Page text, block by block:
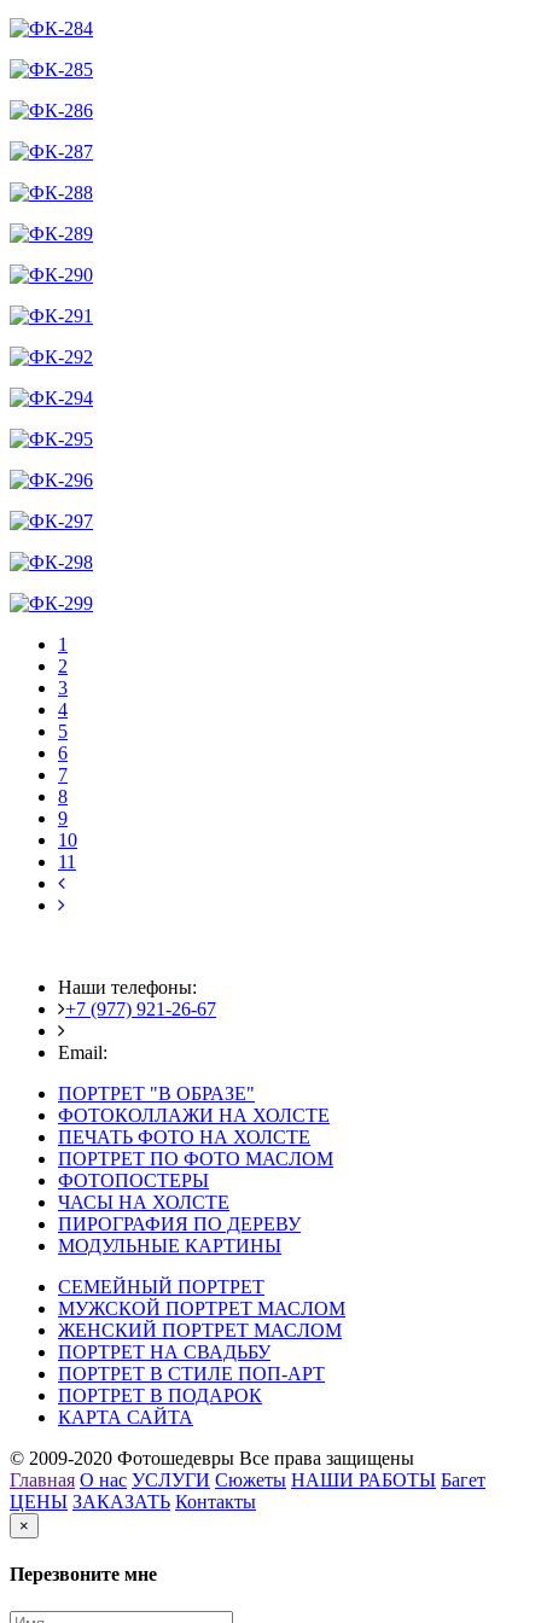
1
2
3
4
5
6
7
8
9
10
11
Наши телефоны:
+7 (977) 921-26-67
Email:
ПОРТРЕТ "В ОБРАЗЕ"
ФОТОКОЛЛАЖИ НА ХОЛСТЕ
ПЕЧАТЬ ФОТО НА ХОЛСТЕ
ПОРТРЕТ ПО ФОТО МАСЛОМ
ФОТОПОСТЕРЫ
ЧАСЫ НА ХОЛСТЕ
ПИРОГРАФИЯ ПО ДЕРЕВУ
МОДУЛЬНЫЕ КАРТИНЫ
СЕМЕЙНЫЙ ПОРТРЕТ
МУЖСКОЙ ПОРТРЕТ МАСЛОМ
ЖЕНСКИЙ ПОРТРЕТ МАСЛОМ
ПОРТРЕТ НА СВАДЬБУ
ПОРТРЕТ В СТИЛЕ ПОП-АРТ
ПОРТРЕТ В ПОДАРОК
КАРТА САЙТА
© 2009-2020 Фотошедевры Все права защищены
Главная О нас УСЛУГИ Сюжеты НАШИ РАБОТЫ Багет
ЦЕНЫ ЗАКАЗАТЬ Контакты
×
Перезвоните мне